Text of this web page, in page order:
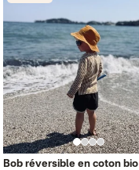
Bob réversible en coton bio